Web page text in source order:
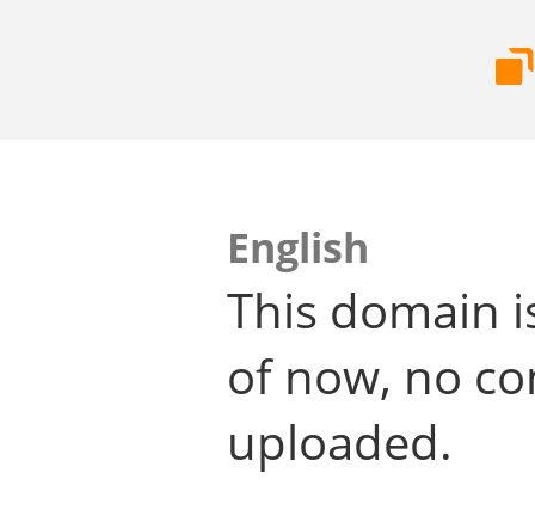
English
This domain
of now, no
uploaded.